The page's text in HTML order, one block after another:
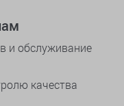
и обслуживание
качества